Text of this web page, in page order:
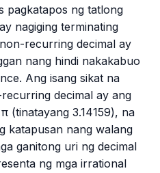
pagkatapos ng tatlong
nagiging terminating
recurring decimal ay
nang hindi nakakabuo
Ang isang sikat na
decimal ay ang
(tinatayang 3.14159), na
katapusan nang walang
ganitong uri ng decimal
ng mga irrational